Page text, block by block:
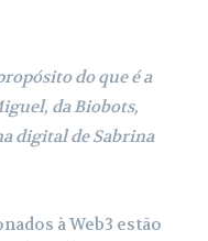
do que é a
da Biobots,
digital de Sabrina
à Web3 estão